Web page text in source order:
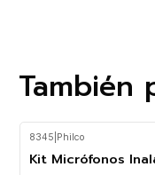
También
-16% OFF
8345 Philco
Kit Micrófonos